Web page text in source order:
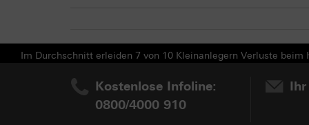
Im Durchschnitt erleiden 7 von 10 Kleinanlegern Verluste
Kostenlose Infoline:
0800/4000 910